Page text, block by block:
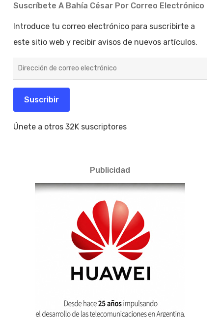
Suscríbete A Bahía César Por Correo Electrónico
Introduce tu correo electrónico para suscribirte a
este sitio web y recibir avisos de nuevos artículos.
de
electrónico
Suscribir
Únete a otros 32K suscriptores
Publicidad